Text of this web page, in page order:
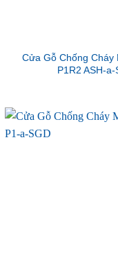
Cửa Gỗ Chống Cháy
P1R2 ASH-a-